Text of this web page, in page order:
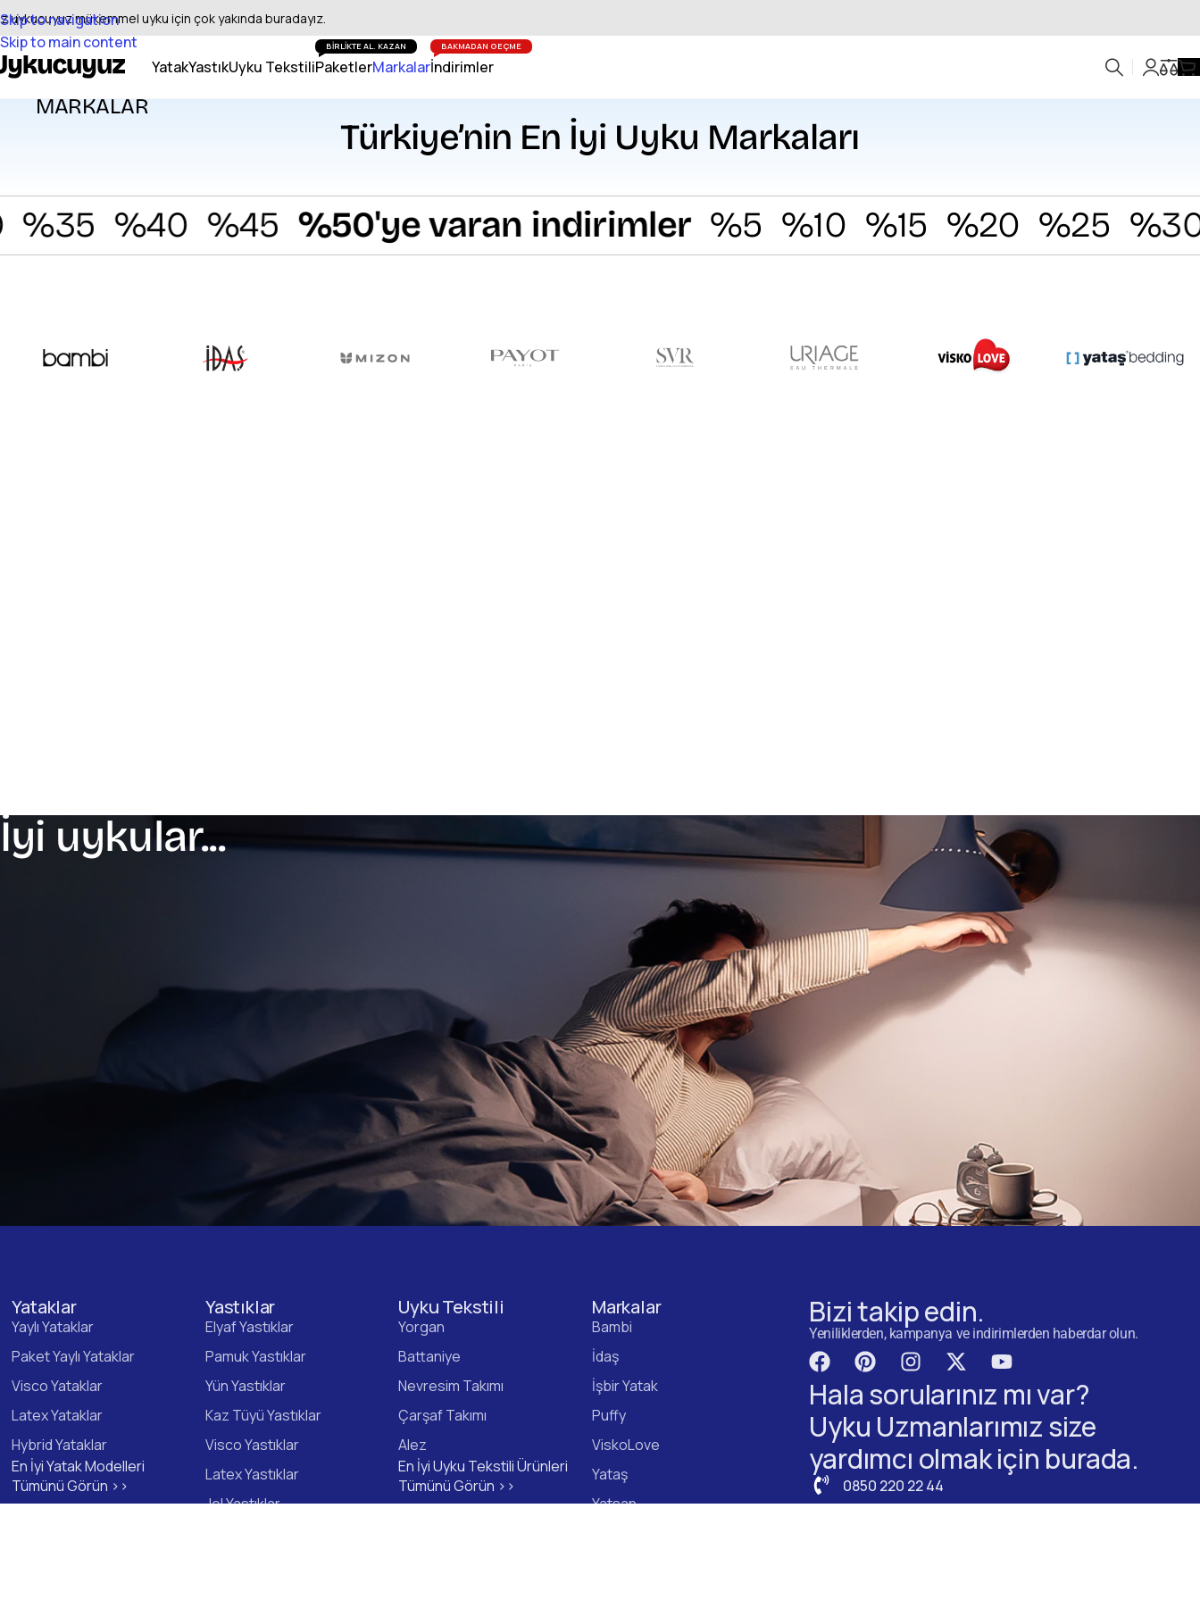
Skip to navigation
Skip to main content
uykucuyuz mükemmel uyku için çok yakında buradayız.
YatakYastıkUyku TekstiliPaketler
BİRLİKTE AL. KAZAN
Markalarİndirimler
BAKMADAN GEÇME
MARKALAR
Türkiye’nin En İyi Uyku Markaları
%40 %45 %50'ye varan indirimler %5 %10 %15 %20 %25 %30
İyi uykular...
Yataklar
Yaylı Yataklar
Paket Yaylı Yataklar
Visco Yataklar
Latex Yataklar
Hybrid Yataklar
En İyi Yatak Modelleri
Tümünü Görün >>
Yastıklar
Elyaf Yastıklar
Pamuk Yastıklar
Yün Yastıklar
Kaz Tüyü Yastıklar
Visco Yastıklar
Latex Yastıklar
Jel Yastıklar
Uyku Tekstili
Yorgan
Battaniye
Nevresim Takımı
Çarşaf Takımı
Alez
En İyi Uyku Tekstili Ürünleri
Tümünü Görün >>
Markalar
Bambi
İdaş
İşbir Yatak
Puffy
ViskoLove
Yataş
Yatsan
Bizi takip edin.
Yeniliklerden, kampanya ve indirimlerden haberdar olun.
Hala sorularınız mı var?
Uyku Uzmanlarımız size
yardımcı olmak için burada.
0850 220 22 44